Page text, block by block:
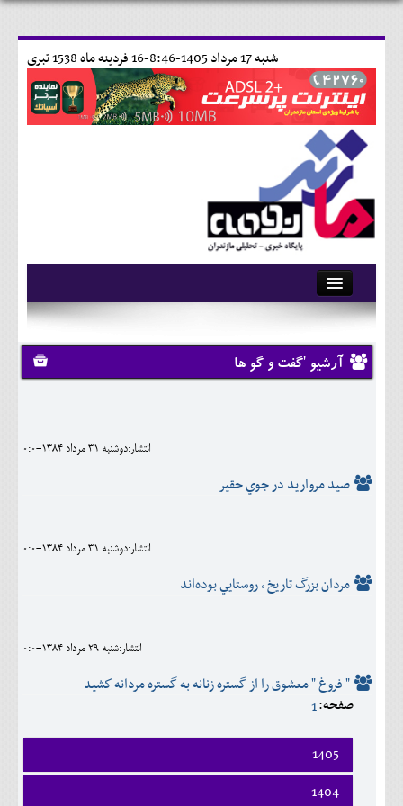
16 فردينه ماه 1538 تبری شنبه 17 مرداد 1405-8:46-
آرشیو
تماس با ما
وبلاگ
کلینیک
خانه
آرشیو 'گفت و گو ها
انتشار:دوشنبه 31 مرداد 1384-0:0
صيد مرواريد در جوي حقير
انتشار:دوشنبه 31 مرداد 1384-0:0
مردان‌ بزرگ‌ تاريخ‌ ، روستايي‌ بوده‌اند
انتشار:شنبه 29 مرداد 1384-0:0
" فروغ " معشوق را از گستره زنانه به گستره مردانه كشيد
صفحه:1
1405
فروردين
1404